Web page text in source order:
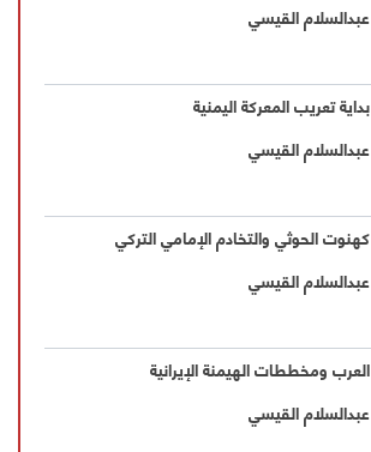
عبدالسلام القيسي
بداية تعريب المعركة اليمنية
عبدالسلام القيسي
كهنوت الحوثي والتخادم الإمامي التركي
عبدالسلام القيسي
العرب ومخططات الهيمنة الإيرانية
عبدالسلام القيسي